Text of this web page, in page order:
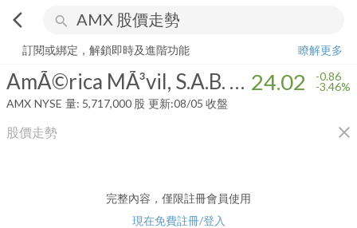
arrow_back_ios search
AmÃ©rica MÃ³vil, S.A.B. de C.V. 24.02
訂閱或綁定，解鎖即時及進階功能
瞭解更多
AmÃ©rica MÃ³vil, S.A.B. de C.V. 24.02 -0.86
-3.46%
AMX NYSE 量: 5,717,000 股 更新:08/05 收盤
股價走勢 close
完整內容，僅限註冊會員使用
現在免費註冊/登入